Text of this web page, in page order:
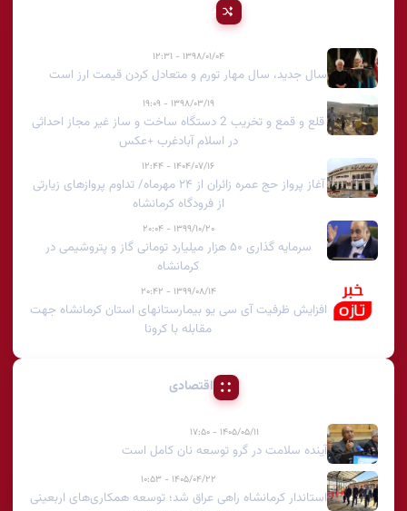
پیشنهادی
۱۳۹۸/۰۱/۰۴ - ۱۲:۳۱
سال جدید، سال مهار تورم و متعادل کردن قیمت ارز است
۱۳۹۸/۰۳/۱۹ - ۱۹:۰۹
قلع و قمع و تخریب 2 دستگاه ساخت و ساز غیر مجاز احداثی
در اسلام آبادغرب +عکس
۱۴۰۴/۰۷/۱۶ - ۱۲:۴۴
آغاز پرواز حج عمره زائران از ۲۴ مهرماه/ تداوم پروازهای زیارتی
از فرودگاه کرمانشاه
۱۳۹۹/۱۰/۲۰ - ۲۰:۰۴
سرمایه گذاری ۵۰ هزار میلیارد تومانی گاز و پتروشیمی در
کرمانشاه
۱۳۹۹/۰۸/۱۴ - ۲۰:۴۲
افزایش ظرفیت آی سی یو بیمارستانهای استان کرمانشاه جهت
مقابله با کرونا
اقتصادی
۱۴۰۵/۰۵/۱۱ - ۱۷:۵۰
آینده سلامت در گرو توسعه نان کامل است
۱۴۰۵/۰۴/۲۲ - ۱۰:۵۳
استاندار کرمانشاه راهی عراق شد؛ توسعه همکاری‌های اربعینی